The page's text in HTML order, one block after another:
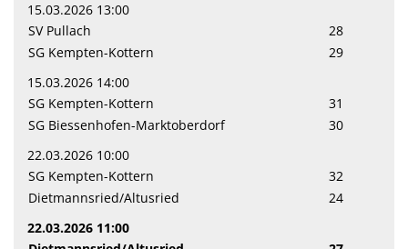
15.03.2026 13:00
SV Pullach
28
SG Kempten-Kottern
29
15.03.2026 14:00
SG Kempten-Kottern
31
SG Biessenhofen-Marktoberdorf
30
22.03.2026 10:00
SG Kempten-Kottern
32
Dietmannsried/Altusried
24
22.03.2026 11:00